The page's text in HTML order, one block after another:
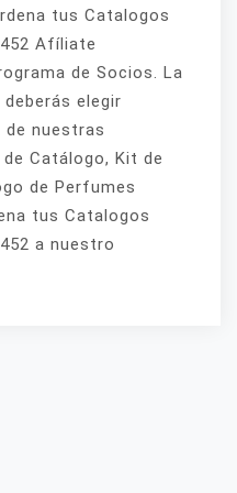
tus Catalogos
Afíliate
de Socios. La
elegir
de nuestras
Catálogo, Kit de
de Perfumes
tus Catalogos
a nuestro